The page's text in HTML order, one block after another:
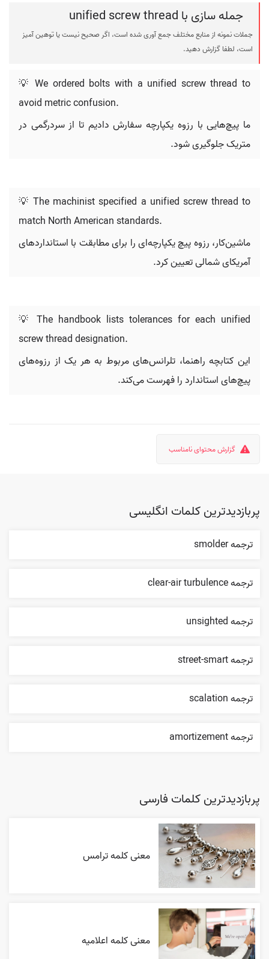
جمله سازی با unified screw thread
جملات نمونه از منابع مختلف جمع آوری شده است، اگر صحیح نیست یا توهین آمیز
است، لطفا گزارش دهید.
💡 We ordered bolts with a unified screw thread to
avoid metric confusion.
ما پیچ‌هایی با رزوه یکپارچه سفارش دادیم تا از سردرگمی در
متریک جلوگیری شود.
💡 The machinist specified a unified screw thread to
match North American standards.
ماشین‌کار، رزوه پیچ یکپارچه‌ای را برای مطابقت با استانداردهای
آمریکای شمالی تعیین کرد.
💡 The handbook lists tolerances for each unified
screw thread designation.
این کتابچه راهنما، تلرانس‌های مربوط به هر یک از رزوه‌های
پیچ‌های استاندارد را فهرست می‌کند.
گزارش محتوای نامناسب
پربازدیدترین کلمات انگلیسی
ترجمه smolder
ترجمه clear-air turbulence
ترجمه unsighted
ترجمه street-smart
ترجمه scalation
ترجمه amortizement
پربازدیدترین کلمات فارسی
معنی کلمه ترامس
معنی کلمه اعلاميه